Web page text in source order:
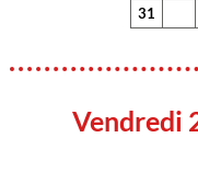
31
Vendredi